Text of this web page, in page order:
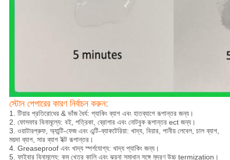
স্টোন পেপারের কারণ নির্বাচন করুন:
1. টিয়ার প্রতিরোধের & ভাঁজ ধৈর্য: প্যাকিং ব্যাগ এবং হাতব্যাগে রূপান্তর জন্য।
2. ফোসফার বিনামূল্যে: বই, পত্রিকা, ব্রোশার এবং নোটবুক রূপান্তর ect জন্য।
3. ওয়াটারপ্রুফ, অ্যান্টি-ফেজ এবং এন্টি-ব্যাকটেরিয়া: খাদ্য, বিয়ার, পানীয় লেবেল, চাল ব্যাগ,
ময়দা ব্যাগ, সার ব্যাগ ইক্ট রূপান্তর।
4. Greaseproof এবং খাদ্য স্পর্শযোগ্য: খাদ্য প্যাকিং জন্য।
5. ফাইবার বিনামূল্যে: কম খেত্র কালি এবং ঝরনা সমাধান সঙ্গে মুদ্রণ উচ্চ termization।